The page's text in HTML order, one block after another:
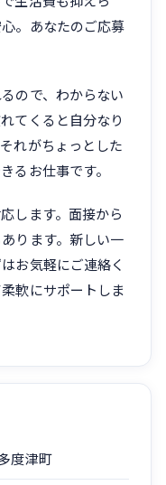
。あなたのご応募
ので、わからない
てくると自分なり
れがちょっとした
るお仕事です。
します。面接から
ります。新しい一
お気軽にご連絡く
軟にサポートしま
度津町